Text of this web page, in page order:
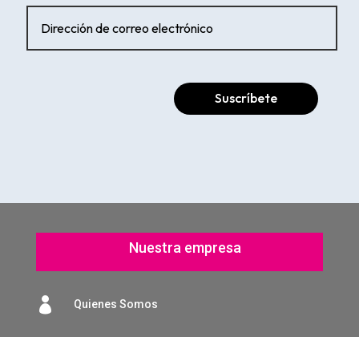
Suscríbete
Nuestra empresa
 Quienes Somos